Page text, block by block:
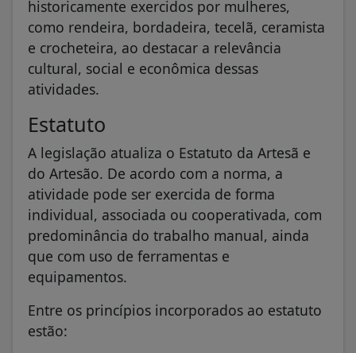
historicamente exercidos por mulheres,
como rendeira, bordadeira, tecelã, ceramista
e crocheteira, ao destacar a relevância
cultural, social e econômica dessas
atividades.
Estatuto
A legislação atualiza o Estatuto da Artesã e
do Artesão. De acordo com a norma, a
atividade pode ser exercida de forma
individual, associada ou cooperativada, com
predominância do trabalho manual, ainda
que com uso de ferramentas e
equipamentos.
Entre os princípios incorporados ao estatuto
estão: